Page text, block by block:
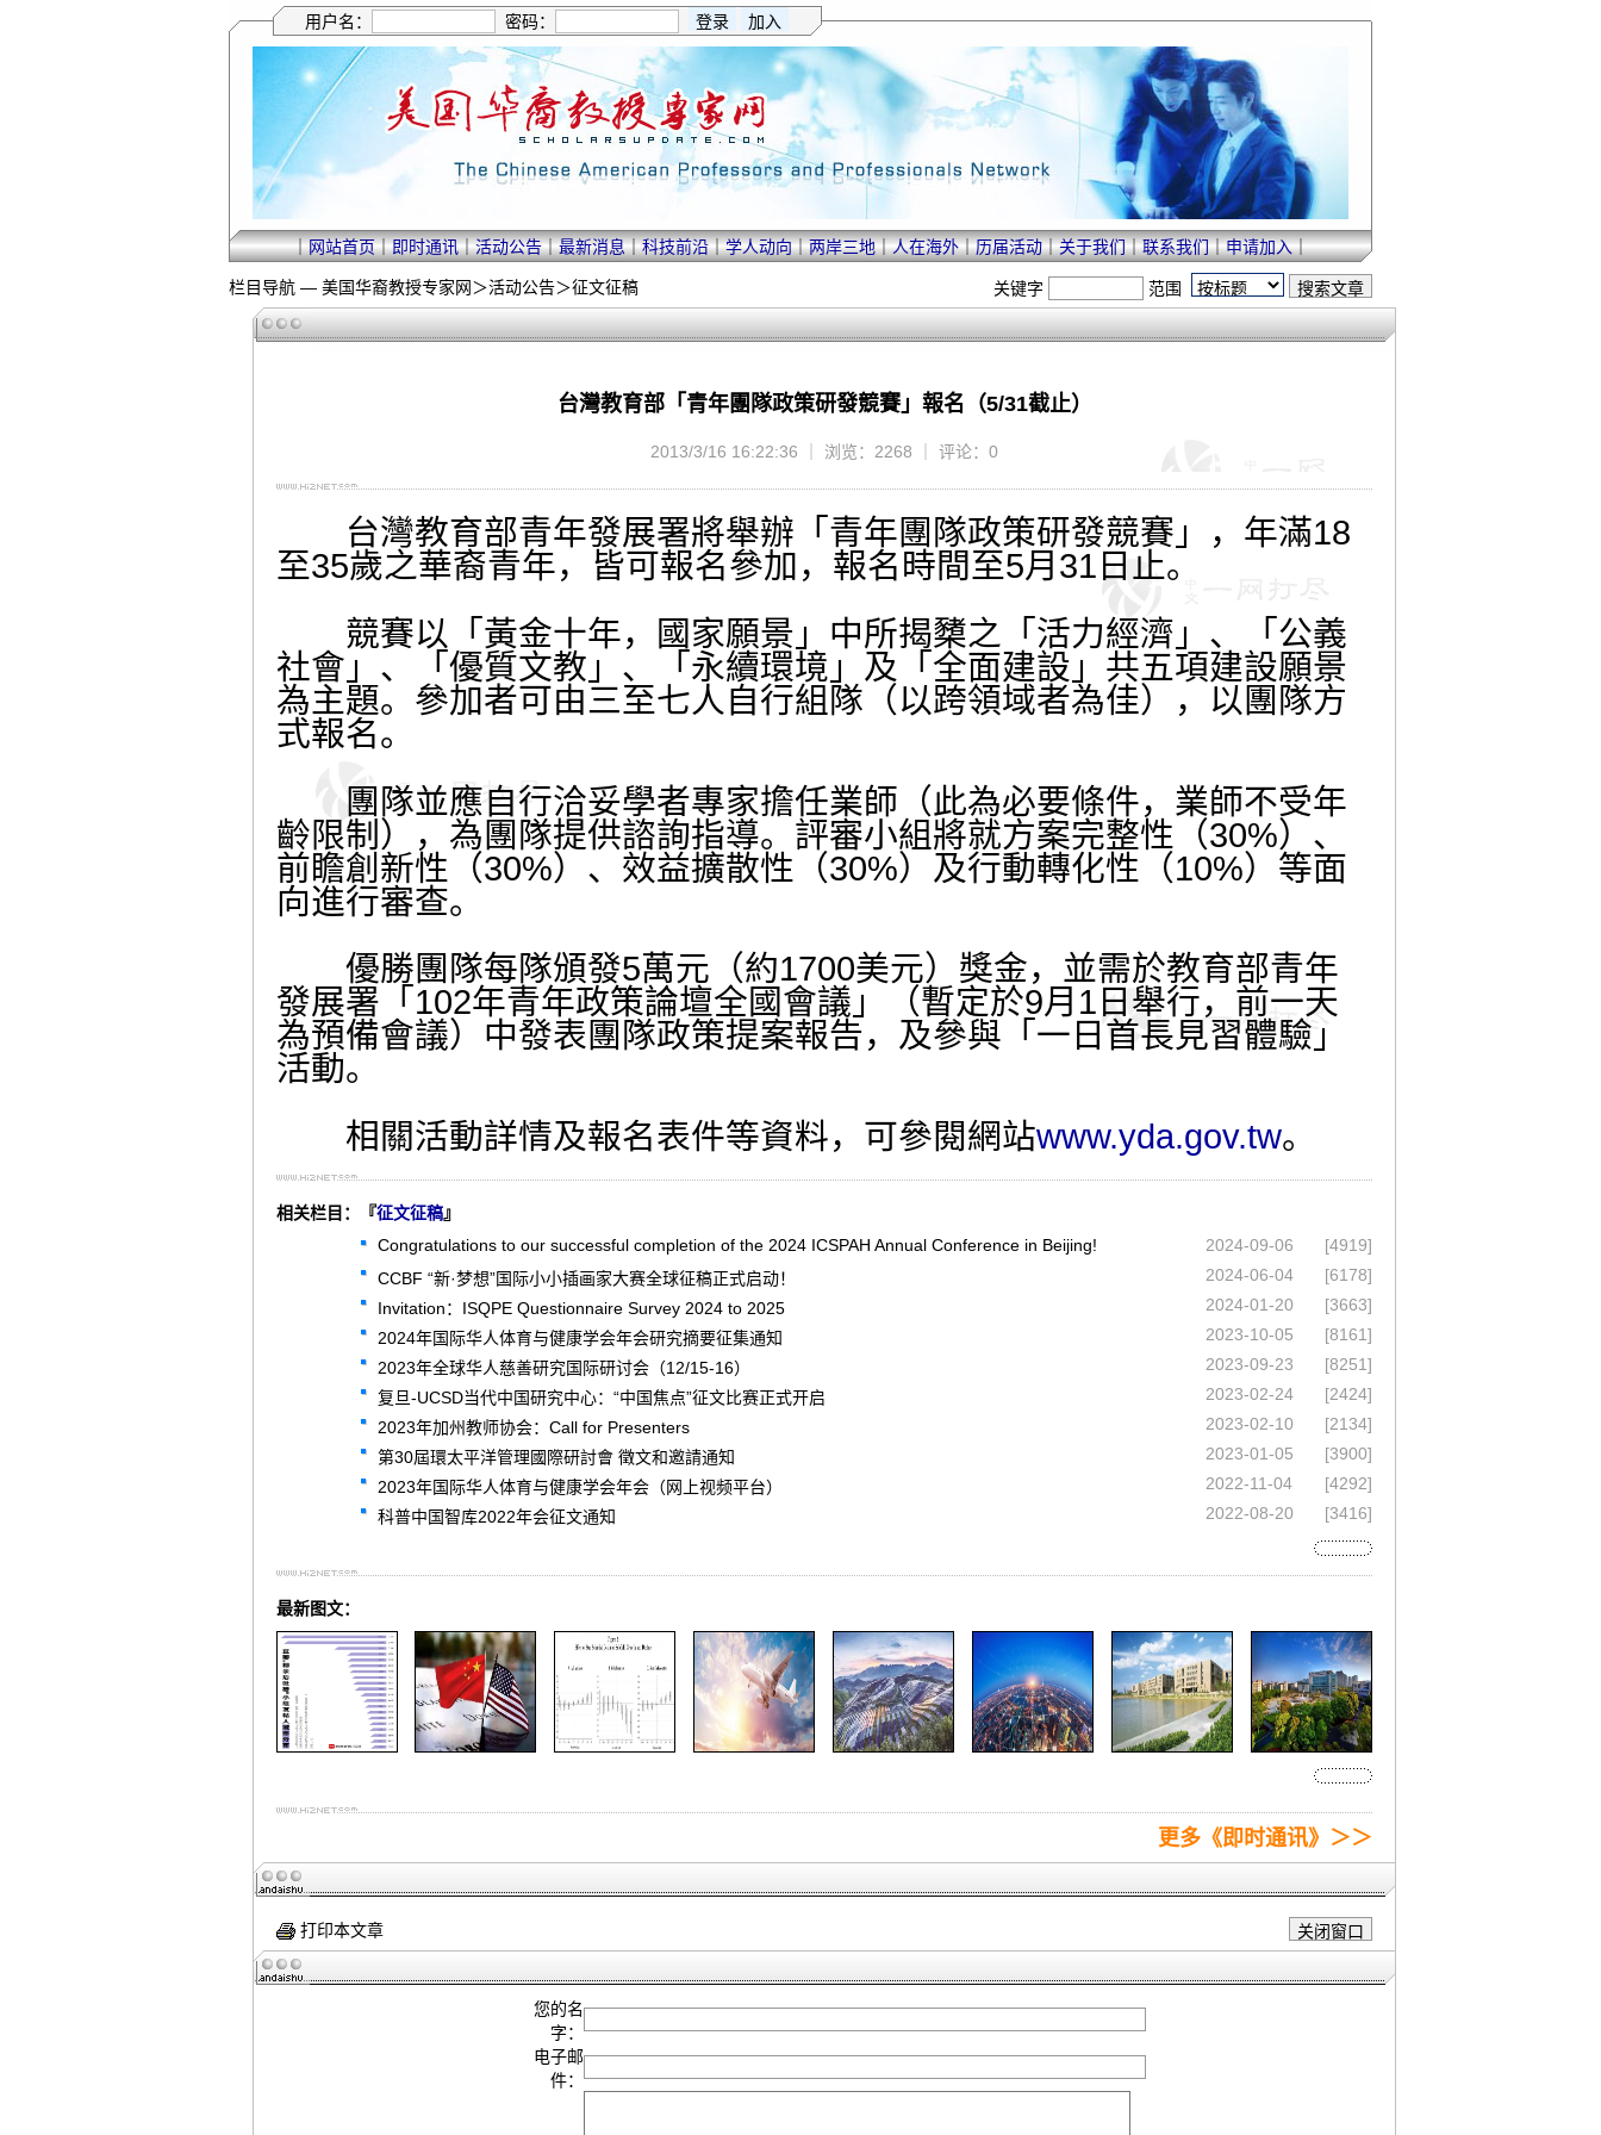
用户名： 密码：
｜网站首页｜即时通讯｜活动公告｜最新消息｜科技前沿｜学人动向｜两岸三地｜人在海外｜历届活动｜关于我们｜联系我们｜申请加入｜
栏目导航 — 美国华裔教授专家网＞活动公告＞征文征稿 关键字 范围
台灣教育部「青年團隊政策研發競賽」報名（5/31截止）
2013/3/16 16:22:36 ｜ 浏览：2268 ｜ 评论：0
台灣教育部青年發展署將舉辦「青年團隊政策研發競賽」，年滿18
至35歲之華裔青年，皆可報名參加，報名時間至5月31日止。
競賽以「黃金十年，國家願景」中所揭櫫之「活力經濟」、「公義
社會」、「優質文教」、「永續環境」及「全面建設」共五項建設願景
為主題。參加者可由三至七人自行組隊（以跨領域者為佳），以團隊方
式報名。
團隊並應自行洽妥學者專家擔任業師（此為必要條件，業師不受年
齡限制），為團隊提供諮詢指導。評審小組將就方案完整性（30%）、
前瞻創新性（30%）、效益擴散性（30%）及行動轉化性（10%）等面
向進行審查。
優勝團隊每隊頒發5萬元（約1700美元）獎金，並需於教育部青年
發展署「102年青年政策論壇全國會議」（暫定於9月1日舉行，前一天
為預備會議）中發表團隊政策提案報告，及參與「一日首長見習體驗」
活動。
相關活動詳情及報名表件等資料，可參閱網站www.yda.gov.tw。
相关栏目：『征文征稿』
Congratulations to our successful completion of the 2024 ICSPAH Annual Conference in Beijing!
2024-09-06
[4919]
CCBF “新·梦想”国际小小插画家大赛全球征稿正式启动！
2024-06-04
[6178]
Invitation：ISQPE Questionnaire Survey 2024 to 2025
2024-01-20
[3663]
2024年国际华人体育与健康学会年会研究摘要征集通知
2023-10-05
[8161]
2023年全球华人慈善研究国际研讨会（12/15-16）
2023-09-23
[8251]
复旦-UCSD当代中国研究中心：“中国焦点”征文比赛正式开启
2023-02-24
[2424]
2023年加州教师协会：Call for Presenters
2023-02-10
[2134]
第30屆環太平洋管理國際研討會 徵文和邀請通知
2023-01-05
[3900]
2023年国际华人体育与健康学会年会（网上视频平台）
2022-11-04
[4292]
科普中国智库2022年会征文通知
2022-08-20 [3416]
最新图文：
更多《即时通讯》＞＞
打印本文章
您的名
字：
电子邮
件：